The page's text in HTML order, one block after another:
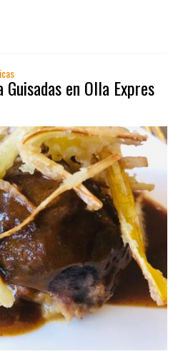
en Olla Expres